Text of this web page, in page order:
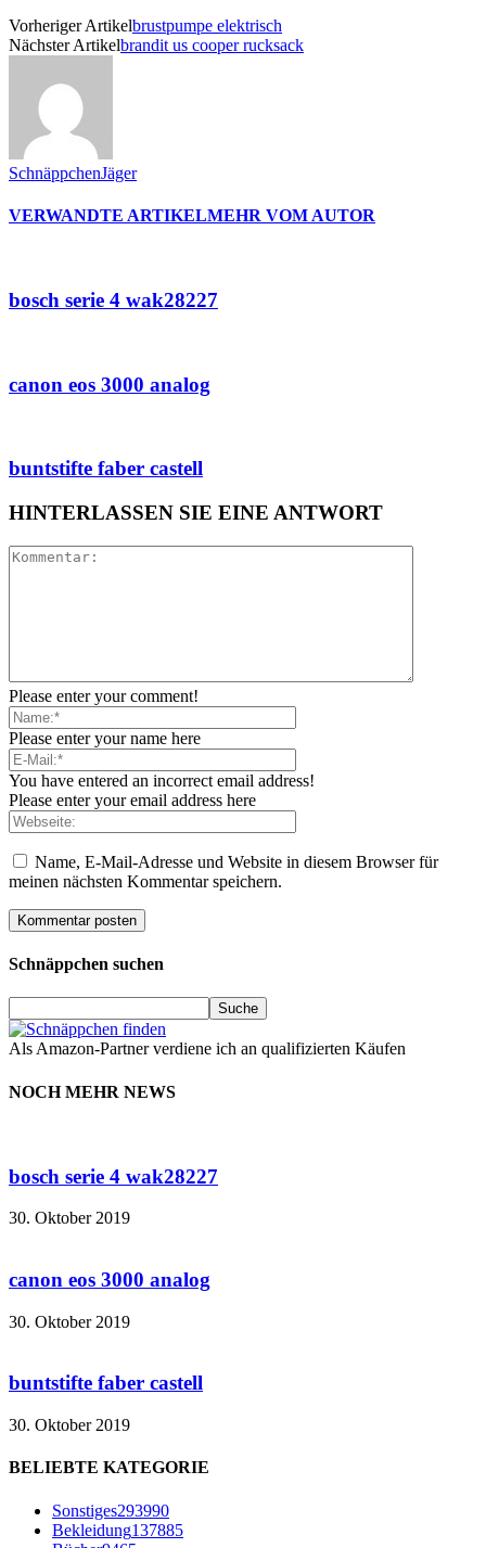
Vorheriger Artikelbrustpumpe elektrisch
Nächster Artikelbrandit us cooper rucksack
SchnäppchenJäger
VERWANDTE ARTIKELMEHR VOM AUTOR
bosch serie 4 wak28227
canon eos 3000 analog
buntstifte faber castell
HINTERLASSEN SIE EINE ANTWORT
Please enter your comment!
Please enter your name here
You have entered an incorrect email address!
Please enter your email address here
Name, E-Mail-Adresse und Website in diesem Browser für
meinen nächsten Kommentar speichern.
Schnäppchen suchen
Als Amazon-Partner verdiene ich an qualifizierten Käufen
NOCH MEHR NEWS
bosch serie 4 wak28227
30. Oktober 2019
canon eos 3000 analog
30. Oktober 2019
buntstifte faber castell
30. Oktober 2019
BELIEBTE KATEGORIE
Sonstiges293990
Bekleidung137885